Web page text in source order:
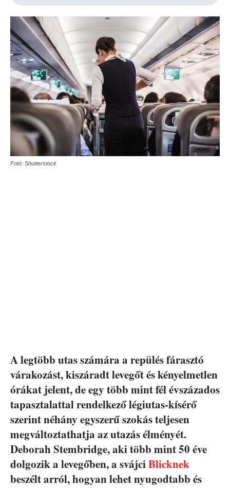
Fotó: Shutterstock
A legtöbb utas számára a repülés fárasztó
várakozást, kiszáradt levegőt és kényelmetlen
órákat jelent, de egy több mint fél évszázados
tapasztalattal rendelkező légiutas-kísérő
szerint néhány egyszerű szokás teljesen
megváltoztathatja az utazás élményét.
Deborah Stembridge, aki több mint 50 éve
dolgozik a levegőben, a svájciBlicknek
beszélt arról, hogyan lehet nyugodtabb és